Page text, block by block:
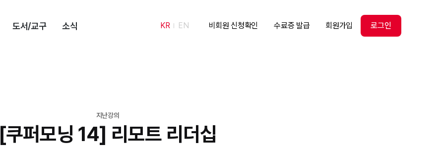
도서/교구 소식 KR EN 비회원 신청확인 수료증 발급 회원가입 로그인
지난강의
[쿠퍼모닝 14] 리모트 리더십